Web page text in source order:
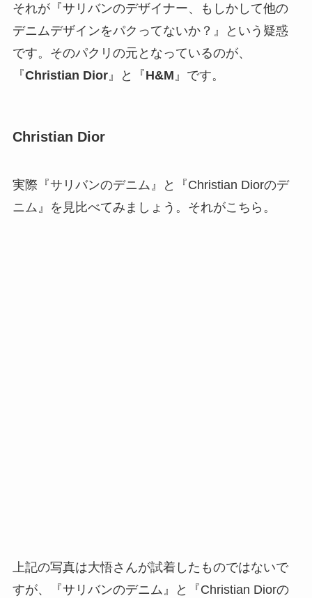
それが『サリバンのデザイナー、もしかして他の
デニムデザインをパクってないか？ 』という疑惑
です。そのパクリの元となっているのが、
『Christian Dior』と『H&M 』です。
Christian Dior
実際『サリバンのデニム』と『Christian Diorのデ
ニム』を見比べてみましょう。それがこちら。
上記の写真は大悟さんが試着したものではないで
すが、『サリバンのデニム』と『Christian Diorの